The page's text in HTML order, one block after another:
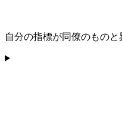
自分の指標が同僚のもの